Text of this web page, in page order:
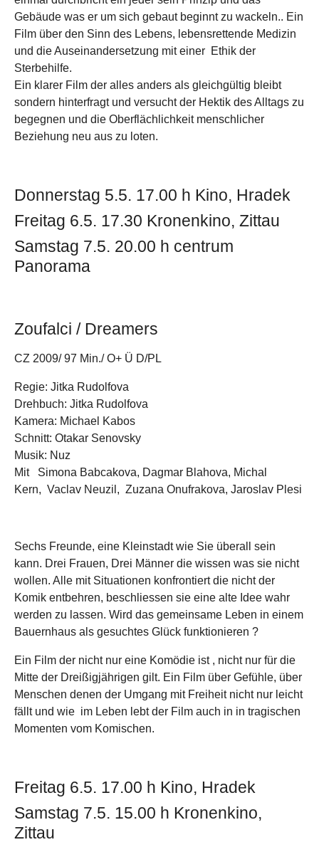
Gebäude was er um sich gebaut beginnt zu wackeln.. Ein
Film über den Sinn des Lebens, lebensrettende Medizin
und die Auseinandersetzung mit einer Ethik der
Sterbehilfe.
Ein klarer Film der alles anders als gleichgültig bleibt
sondern hinterfragt und versucht der Hektik des Alltags zu
begegnen und die Oberflächlichkeit menschlicher
Beziehung neu aus zu loten.
Donnerstag 5.5. 17.00 h Kino, Hradek
Freitag 6.5. 17.30 Kronenkino, Zittau
Samstag 7.5. 20.00 h centrum
Panorama
Zoufalci / Dreamers
CZ 2009/ 97 Min./ O+ Ü D/PL
Regie: Jitka Rudolfova
Drehbuch: Jitka Rudolfova
Kamera: Michael Kabos
Schnitt: Otakar Senovsky
Musik: Nuz
Mit Simona Babcakova, Dagmar Blahova, Michal
Kern, Vaclav Neuzil, Zuzana Onufrakova, Jaroslav Plesi
Sechs Freunde, eine Kleinstadt wie Sie überall sein
kann. Drei Frauen, Drei Männer die wissen was sie nicht
wollen. Alle mit Situationen konfrontiert die nicht der
Komik entbehren, beschliessen sie eine alte Idee wahr
werden zu lassen. Wird das gemeinsame Leben in einem
Bauernhaus als gesuchtes Glück funktionieren ?
Ein Film der nicht nur eine Komödie ist , nicht nur für die
Mitte der Dreißigjährigen gilt. Ein Film über Gefühle, über
Menschen denen der Umgang mit Freiheit nicht nur leicht
fällt und wie im Leben lebt der Film auch in in tragischen
Momenten vom Komischen.
Freitag 6.5. 17.00 h Kino, Hradek
Samstag 7.5. 15.00 h Kronenkino,
Zittau